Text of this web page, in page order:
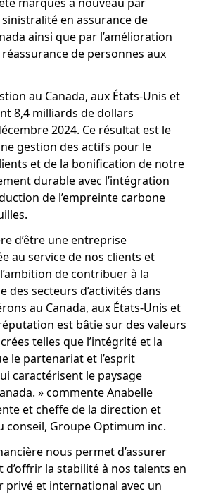
sinistralité en assurance de
ainsi que par l’amélioration
de personnes aux
au Canada, aux États-Unis et
8,4 milliards de dollars
2024. Ce résultat est le
gestion des actifs pour le
et de la bonification de notre
durable avec l’intégration
de l’empreinte carbone
d’être une entreprise
au service de nos clients et
de contribuer à la
des secteurs d’activités dans
au Canada, aux États-Unis et
est bâtie sur des valeurs
telles que l’intégrité et la
le partenariat et l’esprit
caractérisent le paysage
» commente Anabelle
et cheffe de la direction et
conseil, Groupe Optimum inc.
nous permet d’assurer
la stabilité à nos talents en
privé et international avec un